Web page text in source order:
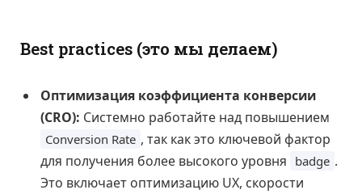
Best practices (это мы делаем)
Оптимизация коэффициента конверсии
(CRO): Системно работайте над повышением
Conversion Rate , так как это ключевой фактор
для получения более высокого уровня badge .
Это включает оптимизацию UX, скорости